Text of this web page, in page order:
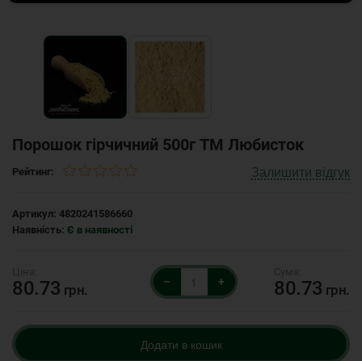
Порошок гірчичний 500г ТМ Любисток
Рейтинг: Залишити відгук
Артикул: 4820241586660
Наявність: Є в наявності
80.73 грн.
– + 80.73 грн.
Додати в кошик